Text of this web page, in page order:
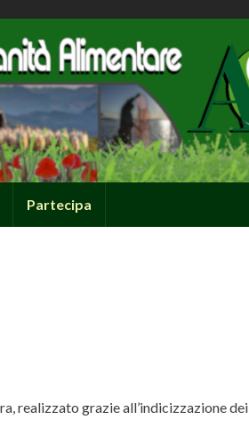
Partecipa
realizzato grazie all’indicizzazione dei